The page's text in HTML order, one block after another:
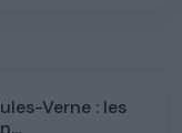
Verne : les